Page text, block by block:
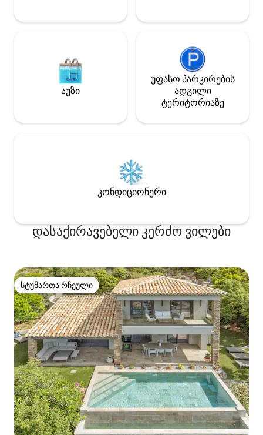
აუზი
უფასო პარკირების
ადგილი
ტერიტორიაზე
კონდიციონერი
დასაქირავებელი კერძო ვილები
სტუმართა რჩეული
სტუმართა რჩეული